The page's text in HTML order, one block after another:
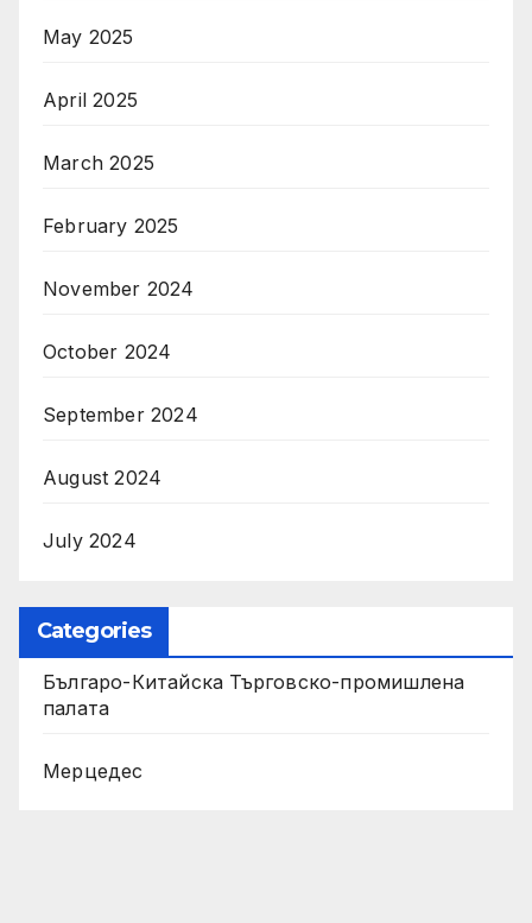
May 2025
April 2025
March 2025
February 2025
November 2024
October 2024
September 2024
August 2024
July 2024
Categories
Българо-Китайска Търговско-промишлена
палaта
Мерцедес